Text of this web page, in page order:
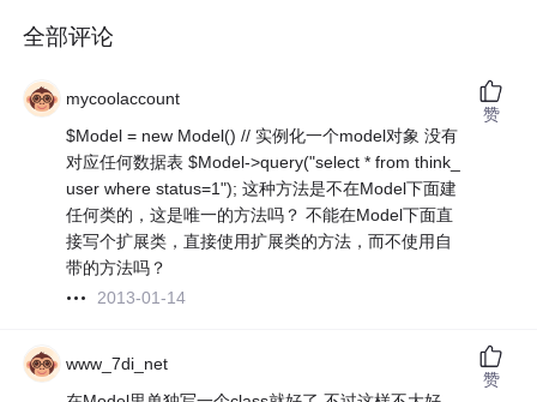
全部评论
mycoolaccount
$Model = new Model() // 实例化一个model对象 没有
对应任何数据表 $Model->query("select * from think_
user where status=1"); 这种方法是不在Model下面建
任何类的，这是唯一的方法吗？ 不能在Model下面直
接写个扩展类，直接使用扩展类的方法，而不使用自
带的方法吗？
2013-01-14
赞
www_7di_net
赞